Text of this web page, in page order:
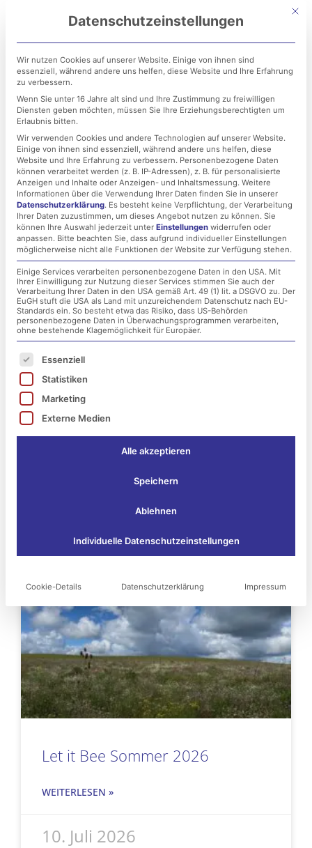
springen
LET IT BEE: Sommer
2020 – Upgrade LET IT
BEE Projekt
5. August 2020
auch interessieren:
Let it Bee Sommer 2026
WEITERLESEN »
10. Juli 2026
SeiteSeiteSeite Seite
Mit
Datenschutzeinstellungen
Wir nutzen Cookies auf unserer Website. Einige von ihnen sind
essenziell, während andere uns helfen, diese Website und Ihre Erfahrung
zu verbessern.
Wenn Sie unter 16 Jahre alt sind und Ihre Zustimmung zu freiwilligen
Diensten geben möchten, müssen Sie Ihre Erziehungsberechtigten um
Erlaubnis bitten.
Wir verwenden Cookies und andere Technologien auf unserer Website.
Einige von ihnen sind essenziell, während andere uns helfen, diese
Website und Ihre Erfahrung zu verbessern. Personenbezogene Daten
können verarbeitet werden (z. B. IP-Adressen), z. B. für personalisierte
Anzeigen und Inhalte oder Anzeigen- und Inhaltsmessung. Weitere
Informationen über die Verwendung Ihrer Daten finden Sie in unserer
Datenschutzerklärung. Es besteht keine Verpflichtung, der Verarbeitung
Ihrer Daten zuzustimmen, um dieses Angebot nutzen zu können. Sie
können Ihre Auswahl jederzeit unter Einstellungen widerrufen oder
anpassen. Bitte beachten Sie, dass aufgrund individueller Einstellungen
möglicherweise nicht alle Funktionen der Website zur Verfügung stehen.
Einige Services verarbeiten personenbezogene Daten in den USA. Mit
Ihrer Einwilligung zur Nutzung dieser Services stimmen Sie auch der
Verarbeitung Ihrer Daten in den USA gemäß Art. 49 (1) lit. a DSGVO zu. Der
EuGH stuft die USA als Land mit unzureichendem Datenschutz nach EU-
Standards ein. So besteht etwa das Risiko, dass US-Behörden
personenbezogene Daten in Überwachungsprogrammen verarbeiten,
ohne bestehende Klagemöglichkeit für Europäer.
Es folgt eine Liste der Service-Gruppen, für die
Essenziell
Statistiken
Marketing
Externe Medien
Alle akzeptieren
Speichern
Ablehnen
Individuelle Datenschutzeinstellungen
Cookie-Details Datenschutzerklärung Impressum